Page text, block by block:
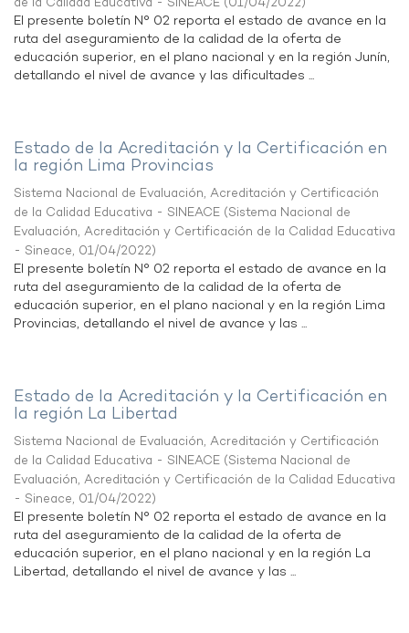
El presente boletín N° 02 reporta el estado de avance en la
ruta del aseguramiento de la calidad de la oferta de
educación superior, en el plano nacional y en la región Junín,
detallando el nivel de avance y las dificultades ...
Estado de la Acreditación y la Certificación en
la región Lima Provincias
Sistema Nacional de Evaluación, Acreditación y Certificación
de la Calidad Educativa - SINEACE (Sistema Nacional de
Evaluación, Acreditación y Certificación de la Calidad Educativa
- Sineace, 01/04/2022)
El presente boletín N° 02 reporta el estado de avance en la
ruta del aseguramiento de la calidad de la oferta de
educación superior, en el plano nacional y en la región Lima
Provincias, detallando el nivel de avance y las ...
Estado de la Acreditación y la Certificación en
la región La Libertad
Sistema Nacional de Evaluación, Acreditación y Certificación
de la Calidad Educativa - SINEACE (Sistema Nacional de
Evaluación, Acreditación y Certificación de la Calidad Educativa
- Sineace, 01/04/2022)
El presente boletín N° 02 reporta el estado de avance en la
ruta del aseguramiento de la calidad de la oferta de
educación superior, en el plano nacional y en la región La
Libertad, detallando el nivel de avance y las ...